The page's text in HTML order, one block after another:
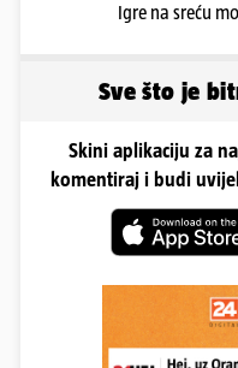
Igre na sreću
Sve što je
Skini aplikaciju za
komentiraj i budi